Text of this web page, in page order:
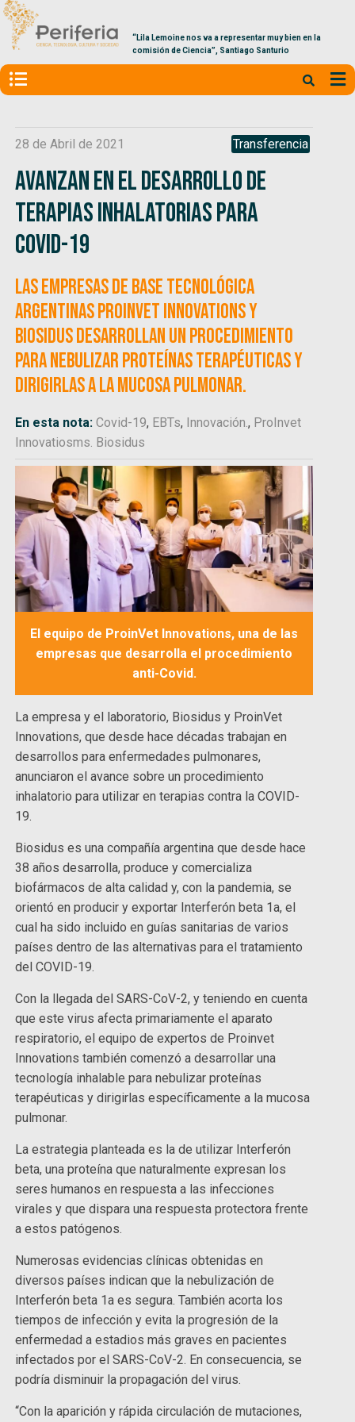
“Lila Lemoine nos va a representar muy bien en la
comisión de Ciencia”, Santiago Santurio
28 de Abril de 2021 Transferencia
Avanzan en el desarrollo de
terapias inhalatorias para
COVID-19
Las empresas de base tecnológica
argentinas ProinVet Innovations y
Biosidus desarrollan un procedimiento
para nebulizar proteínas terapéuticas y
dirigirlas a la mucosa pulmonar.
En esta nota:Covid-19, EBTs, Innovación., ProInvet
Innovatiosms. Biosidus
El equipo de ProinVet Innovations, una de las
empresas que desarrolla el procedimiento
anti-Covid.
La empresa y el laboratorio, Biosidus y ProinVet
Innovations, que desde hace décadas trabajan en
desarrollos para enfermedades pulmonares,
anunciaron el avance sobre un procedimiento
inhalatorio para utilizar en terapias contra la COVID-
19.
Biosidus es una compañía argentina que desde hace
38 años desarrolla, produce y comercializa
biofármacos de alta calidad y, con la pandemia, se
orientó en producir y exportar Interferón beta 1a, el
cual ha sido incluido en guías sanitarias de varios
países dentro de las alternativas para el tratamiento
del COVID-19.
Con la llegada del SARS-CoV-2, y teniendo en cuenta
que este virus afecta primariamente el aparato
respiratorio, el equipo de expertos de Proinvet
Innovations también comenzó a desarrollar una
tecnología inhalable para nebulizar proteínas
terapéuticas y dirigirlas específicamente a la mucosa
pulmonar.
La estrategia planteada es la de utilizar Interferón
beta, una proteína que naturalmente expresan los
seres humanos en respuesta a las infecciones
virales y que dispara una respuesta protectora frente
a estos patógenos.
Numerosas evidencias clínicas obtenidas en
diversos países indican que la nebulización de
Interferón beta 1a es segura. También acorta los
tiempos de infección y evita la progresión de la
enfermedad a estadios más graves en pacientes
infectados por el SARS-CoV-2. En consecuencia, se
podría disminuir la propagación del virus.
“Con la aparición y rápida circulación de mutaciones,